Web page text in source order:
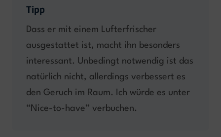
Tipp
Dass er mit einem Lufterfrischer
ausgestattet ist, macht ihn besonders
interessant. Unbedingt notwendig ist das
natürlich nicht, allerdings verbessert es
den Geruch im Raum. Ich würde es unter
“Nice-to-have” verbuchen.